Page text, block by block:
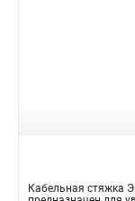
Кабельная стяжка